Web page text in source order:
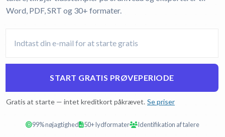
Word, PDF, SRT og 30+ formater.
START GRATIS PRØVEPERIODE
Gratis at starte — intet kreditkort påkrævet. Se priser
99% nøjagtighed 50+ lydformater Identifikation af talere